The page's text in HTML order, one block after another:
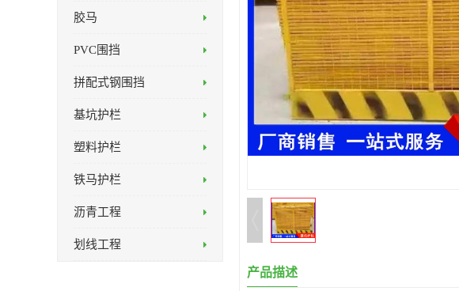
胶马
PVC围挡
拼配式钢围挡
基坑护栏
塑料护栏
铁马护栏
沥青工程
划线工程
产品描述